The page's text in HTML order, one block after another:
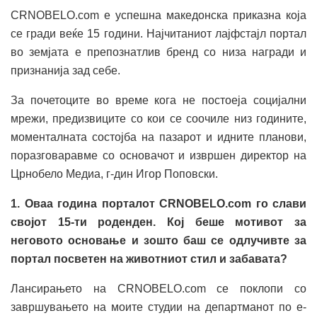
CRNOBELO.com е успешна македонска приказна која
се гради веќе 15 години. Најчитаниот лајфстајл портал
во земјата е препознатлив бренд со низа награди и
признанија зад себе.
За почетоците во време кога не постоеја социјални
мрежи, предизвиците со кои се соочиле низ годините,
моменталната состојба на пазарот и идните планови,
поразговаравме со основачот и извршен директор на
Црнобело Медиа, г-дин Игор Поповски.
1. Оваа година порталот CRNOBELO.com го слави
својот 15-ти роденден. Кој беше мотивот за
неговото основање и зошто баш се одлучивте за
портал посветен на животниот стил и забавата?
Лансирањето на CRNOBELO.com се поклопи со
завршувањето на моите студии на департманот по е-